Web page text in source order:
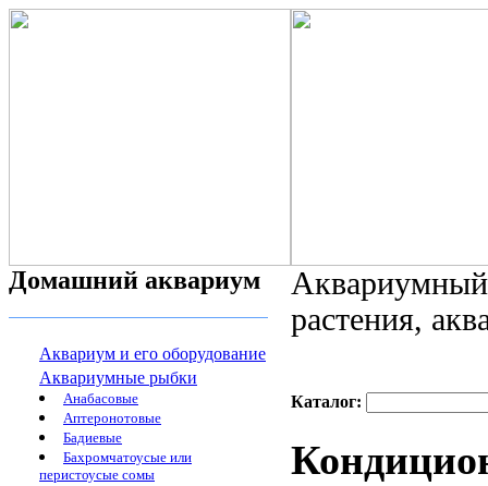
Домашний аквариум
Аквариум и его оборудование
Аквариумные рыбки
Анабасовые
Аптеронотовые
Бадиевые
Бахромчатоусые или
перистоусые сомы
растения,
Каталог: